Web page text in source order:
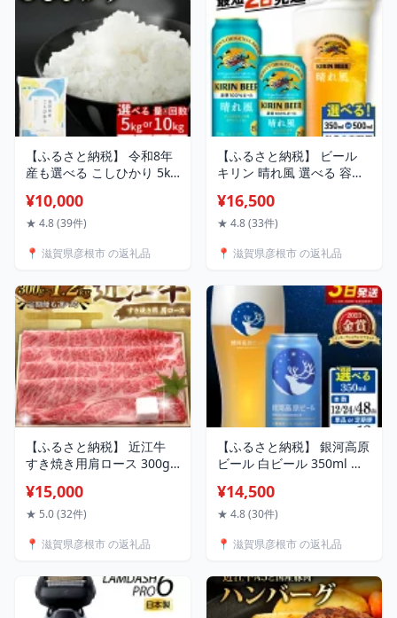
歳暮 ギフト 贈答 滋賀 彦根
滋賀 彦根
【ふるさと納税】 令和8年
産も選べる こしひかり 5kg
年産 令和8年産 米 精米 こ
め コメ お米 コシヒカリ ご
ヶ月定期便 6か月定期便 12
ふるさと納税米定期便 滋賀
彦根
¥10,000
★ 4.8 (39件)
📍 滋賀県彦根市 の返礼品
【ふるさと納税】 ビール
キリン 晴れ風 選べる 容量
期便 キリンビール 350 24
500 麒麟 KIRIN お酒 缶ビ
ヶ月 3回 6回 9回 12回 酒
ュー 晩酌 定番 キャンプ お
歳暮 ギフト 贈答 滋賀 彦根
¥16,500
★ 4.8 (33件)
📍 滋賀県彦根市 の返礼品
【ふるさと納税】 近江牛
すき焼き用肩ロース 300g
べる 単品 / 3回定期便 肩ロ
ース 肉 すき焼き すきやき
近江牛すき焼き 和牛すき焼
牛 3ヶ月定期便 600g ギフ
ト 贈答 プレゼント 彦根 滋
¥15,000
★ 5.0 (32件)
📍 滋賀県彦根市 の返礼品
【ふるさと納税】 銀河高原
ビール 白ビール 350ml 小
ラフトビール ビール ホワ
イトビール 地ビール 無濾
プレゼント お歳暮 クリス
家飲み 晩酌 350 缶ビール
350ml 彦根 滋賀
¥14,500
★ 4.8 (30件)
📍 滋賀県彦根市 の返礼品